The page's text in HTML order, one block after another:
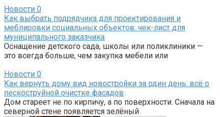
Новости 0
Как выбрать подрядчика для проектирования и
меблировки социальных объектов: чек-лист для
муниципального заказчика
Оснащение детского сада, школы или поликлиники —
это всегда больше, чем закупка мебели или
Новости 0
Как вернуть дому вид новостройки за один день: всё о
пескоструйной очистке фасадов
Дом стареет не по кирпичу, а по поверхности. Сначала на
северной стене появляется зелёный